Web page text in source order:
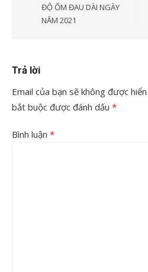
viết
ĐỘ ỐM ĐAU DÀI NGÀY
NĂM 2021
Trả lời
Email của bạn sẽ không được
bắt buộc được đánh dấu *
Bình luận *